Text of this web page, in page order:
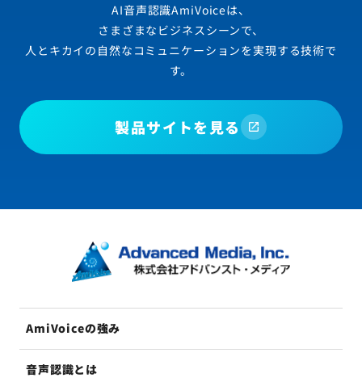
AI音声認識AmiVoiceは、
さまざまなビジネスシーンで、
人とキカイの自然なコミュニケーションを実現する技術で
す。
製品サイトを見る
AmiVoiceの強み
音声認識とは